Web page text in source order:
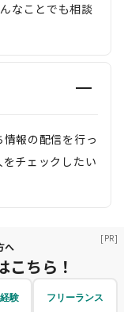
なことでも相談
報の配信を行っ
チェックしたい
[PR]
へ
こちら！
験 フリーランス